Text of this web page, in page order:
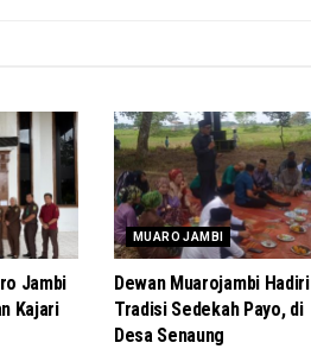
Jambi
Kajari
MUARO JAMBI
Dewan Muarojambi Hadiri
Tradisi Sedekah Payo, di
Desa Senaung